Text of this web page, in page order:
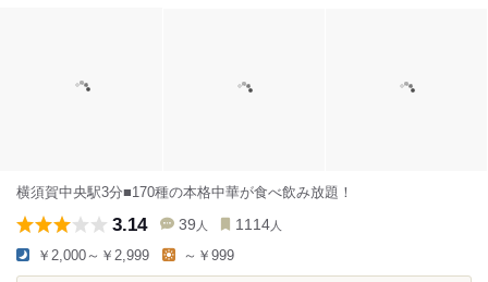
横須賀中央駅3分■170種の本格中華が食べ飲み放題！
3.14 39 人 1114 人
￥2,000～￥2,999 ～￥999